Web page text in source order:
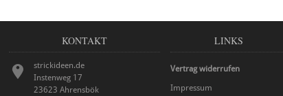
KONTAKT
strickideen.de
Instenweg 17
23623 Ahrensbök
LINKS
Vertrag widerrufen
Impressum